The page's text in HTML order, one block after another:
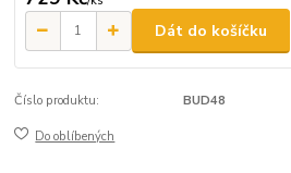
Dát do košíčku
Číslo produktu: BUD48
Do oblíbených